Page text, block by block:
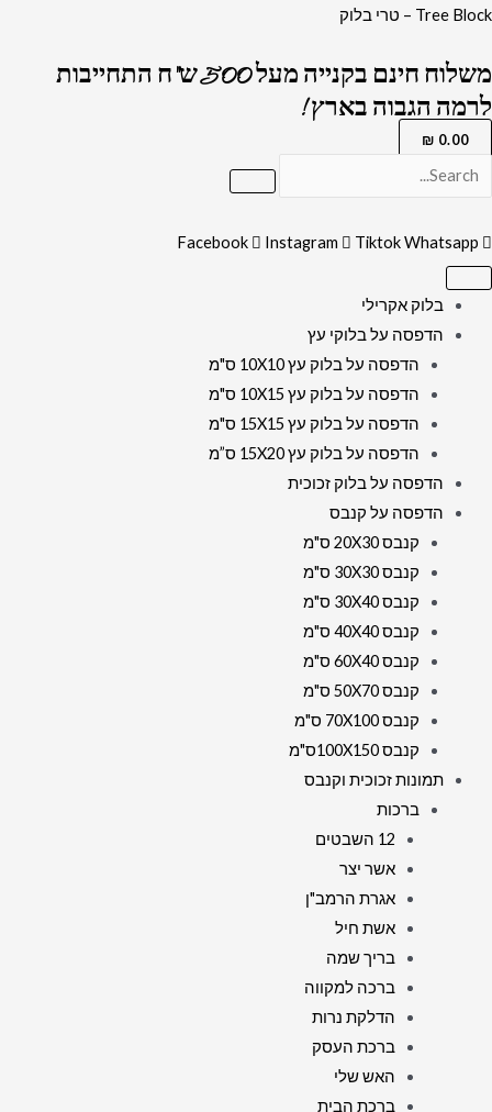
דילוג
Tree Block – טרי בלוק
משלוח חינם בקנייה מעל 500 ש"ח התחייבות
לרמה הגבוה בארץ !
0.00
₪
Facebook Instagram TiktokWhatsapp
בלוק אקרילי
הדפסה על בלוקי עץ
הדפסה על בלוק עץ 10X10 ס"מ
הדפסה על בלוק עץ 10X15 ס"מ
הדפסה על בלוק עץ 15X15 ס"מ
הדפסה על בלוק עץ 15X20 ס”מ
הדפסה על בלוק זכוכית
הדפסה על קנבס
קנבס 20X30 ס"מ
קנבס 30X30 ס"מ
קנבס 30X40 ס"מ
קנבס 40X40 ס"מ
קנבס 60X40 ס"מ
קנבס 50X70 ס"מ
קנבס 70X100 ס"מ
קנבס 100X150ס"מ
תמונות זכוכית וקנבס
ברכות
12 השבטים
אשר יצר
אגרת הרמב"ן
אשת חיל
בריך שמה
ברכה למקווה
הדלקת נרות
ברכת העסק
האש שלי
ברכת הבית
כמות
2653
–
תמונה
שלי"
זכוכית
מחוסמת
אקסטרה